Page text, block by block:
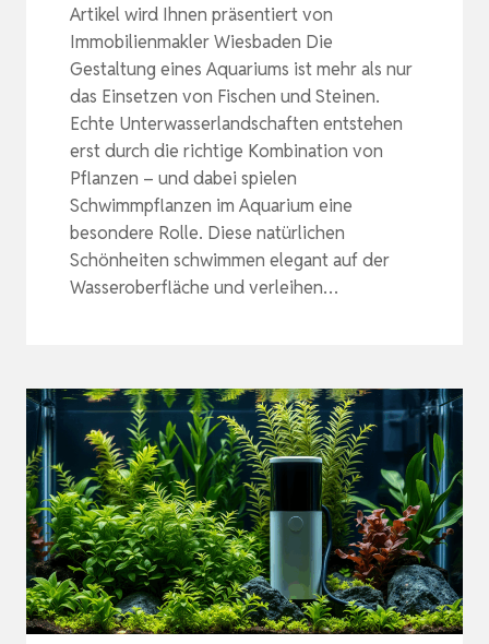
Artikel wird Ihnen präsentiert von
Immobilienmakler Wiesbaden Die
Gestaltung eines Aquariums ist mehr als nur
das Einsetzen von Fischen und Steinen.
Echte Unterwasserlandschaften entstehen
erst durch die richtige Kombination von
Pflanzen – und dabei spielen
Schwimmpflanzen im Aquarium eine
besondere Rolle. Diese natürlichen
Schönheiten schwimmen elegant auf der
Wasseroberfläche und verleihen…